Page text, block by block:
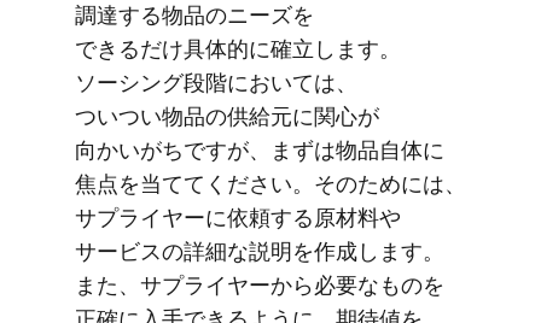
調達する​物品の​ニーズを​
できるだけ具体的に​確立します。​
ソーシング段階に​おいては、​
ついつい物品の​供給元に​関心が​
向かいがちですが、​まずは​物品自体に​
焦点を​当ててください。​その​ためには、​
サプライヤーに​依頼する​原材料や​
サービスの​詳細な​説明を​作成します。​
また、​サプライヤーから​必要な​ものを​